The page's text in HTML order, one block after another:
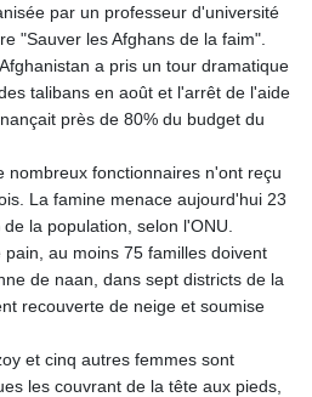
par un professeur d'université
"Sauver les Afghans de la faim".
a pris un tour dramatique
talibans en août et l'arrêt de l'aide
près de 80% du budget du
nombreux fonctionnaires n'ont reçu
La famine menace aujourd'hui 23
la population, selon l'ONU.
au moins 75 familles doivent
de naan, dans sept districts de la
recouverte de neige et soumise
et cinq autres femmes sont
les couvrant de la tête aux pieds,